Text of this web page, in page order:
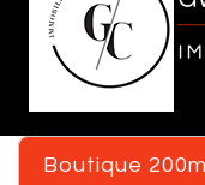
boutique 200m2 centre ville de bordeaux